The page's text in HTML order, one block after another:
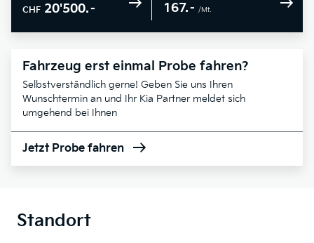
CHF 20'500.– 167.– /Mt.
Fahrzeug erst einmal Probe fahren?
Selbstverständlich gerne! Geben Sie uns Ihren
Wunschtermin an und Ihr Kia Partner meldet sich
umgehend bei Ihnen
Jetzt Probe fahren
Standort